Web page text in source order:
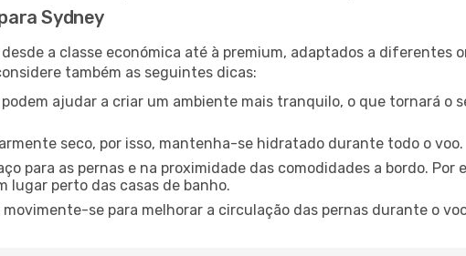
Sydney
a classe económica até à premium, adaptados a diferentes
também as seguintes dicas:
podem ajudar a criar um ambiente mais tranquilo, o que tornará o
seco, por isso, mantenha-se hidratado durante todo o voo.
para as pernas e na proximidade das comodidades a bordo. Por
lugar perto das casas de banho.
se para melhorar a circulação das pernas durante o